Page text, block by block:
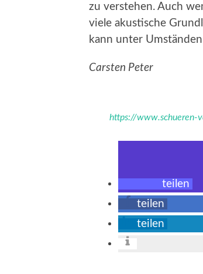
zu verstehen. Auch
viele akustische
kann unter
Carsten Peter
https://www.schueren-
teilen
teilen
teilen